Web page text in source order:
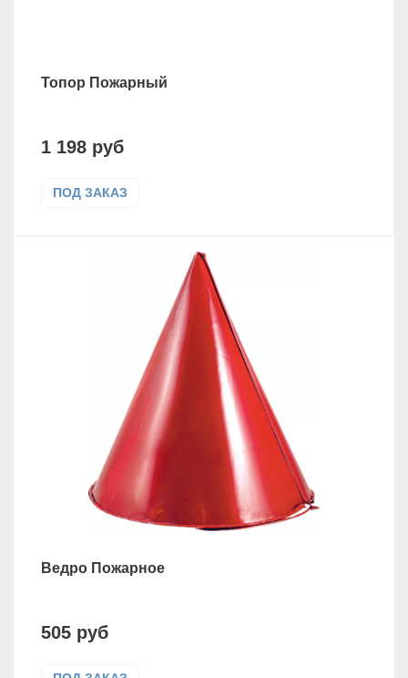
Топор Пожарный
1 198 руб
ПОД ЗАКАЗ
Ведро Пожарное
505 руб